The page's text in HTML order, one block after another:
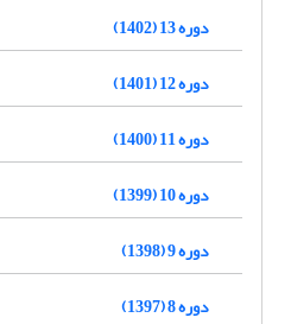
دوره 13 (1402)
دوره 12 (1401)
دوره 11 (1400)
دوره 10 (1399)
دوره 9 (1398)
دوره 8 (1397)